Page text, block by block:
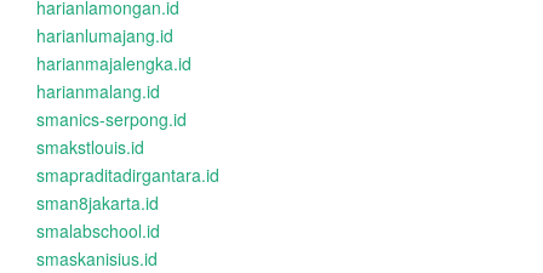
harianlamongan.id
harianlumajang.id
harianmajalengka.id
harianmalang.id
smanics-serpong.id
smakstlouis.id
smapraditadirgantara.id
sman8jakarta.id
smalabschool.id
smaskanisius.id